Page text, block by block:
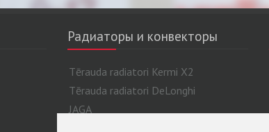
Радиаторы и конвекторы
Tērauda radiatori Kermi X2
Tērauda radiatori DeLonghi
JAGA